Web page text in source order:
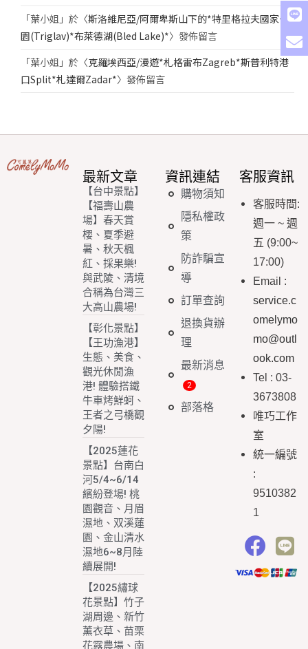
「葉小姐 」於〈斯洛維尼亞/阿爾卑斯山下的*特里格拉夫國家公
園(Triglav)*布萊德湖(Bled Lake)*〉發佈留言
「葉小姐 」於〈克羅埃西亞/漫遊*札格雷布Zagreb*斯普利特港
口Split*札達爾Zadar*〉發佈留言
最新文章
【台中景點】
【福壽山農
場】春天賞
櫻、夏季避
暑、秋天楓
紅、採果樂!
與武陵、清境
合稱為台灣三
大高山農場!
【彰化景點】
【王功漁港】
生態、美食、
觀光休閒漁
港! 體驗搭鐵
牛車烤鮮蚵、
王者之弓橋觀
夕陽!
【2025蓮花
景點】台南白
河5/4~6/14
繽紛登場! 桃
園觀音、月眉
濕地、双溪蓮
園、金山清水
濕地6~8月陸
續展開!
【2025繡球
花景點】竹子
湖周邊、新竹
薰衣草、苗栗
花露農場、南
資訊連結
購物須知
隱私權政
策
防詐騙宣
導
訂單查詢
退換貨辦
理
最新消息
部落格
客服資訊
客服時間:
週一 ~ 週
五 (9:00~
17:00)
Email :
service.c
omelymo
mo@outl
ook.com
Tel : 03-
3673808
唯巧工作
室
統一編號
:
9510382
1